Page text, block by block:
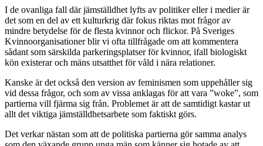
I de ovanliga fall där jämställdhet lyfts av politiker eller i medier är
det som en del av ett kulturkrig där fokus riktas mot frågor av
mindre betydelse för de flesta kvinnor och flickor. På Sveriges
Kvinnoorganisationer blir vi ofta tillfrågade om att kommentera
sådant som särskilda parkeringsplatser för kvinnor, ifall biologiskt
kön existerar och mäns utsatthet för våld i nära relationer.
Kanske är det också den version av feminismen som uppehåller sig
vid dessa frågor, och som av vissa anklagas för att vara ”woke”, som
partierna vill fjärma sig från. Problemet är att de samtidigt kastar ut
allt det viktiga jämställdhetsarbete som faktiskt görs.
Det verkar nästan som att de politiska partierna gör samma analys